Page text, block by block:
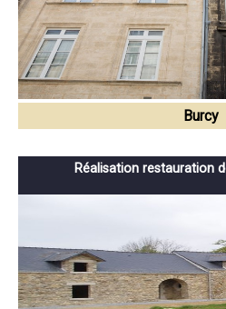
Burcy
Réalisation restauration